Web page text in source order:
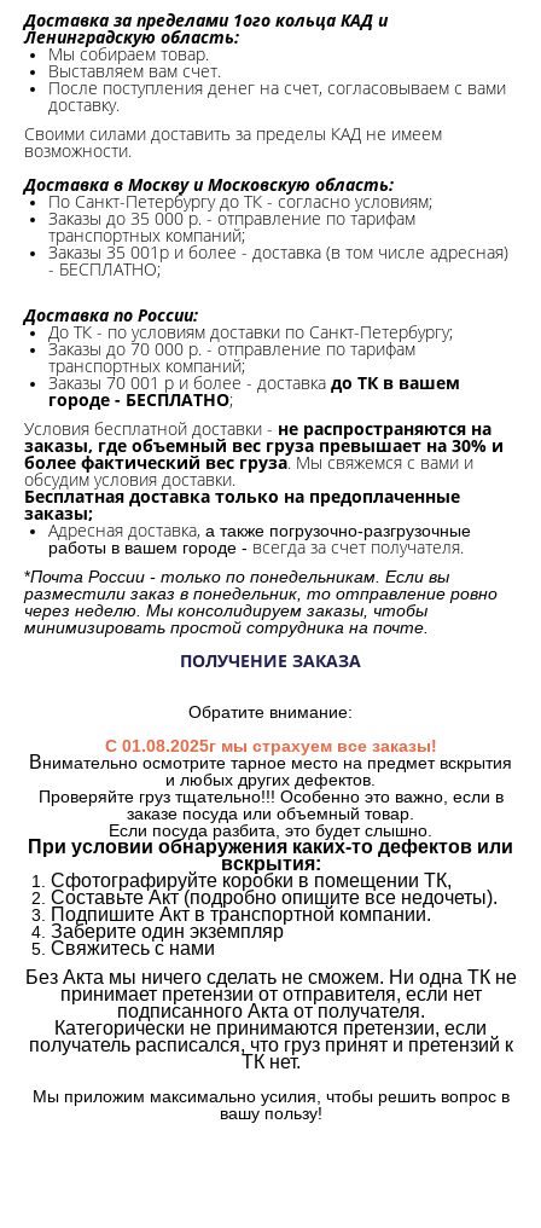
Доставка за пределами 1ого кольца КАД и
Ленинградскую область:
Мы собираем товар.
Выставляем вам счет.
После поступления денег на счет, согласовываем с вами
доставку.
Своими силами доставить за пределы КАД не имеем
возможности.​
Доставка в Москву и Московскую область:
По Санкт-Петербургу до ТК - согласно условиям;
Заказы до 35 000 р. - отправление по тарифам
транспортных компаний;
Заказы 35 001р и более - доставка (в том числе адресная)
- БЕСПЛАТНО;
Доставка по России:
До ТК - по условиям доставки по Санкт-Петербургу;
Заказы до 70 000 р. - отправление по тарифам
транспортных компаний;
Заказы 70 001 р и более - доставка до ТК в вашем
городе - БЕСПЛАТНО;
Условия бесплатной доставки - не распространяются на
заказы, где объемный вес груза превышает на 30% и
более фактический вес груза. Мы свяжемся с вами и
обсудим условия доставки.
Бесплатная доставка только на предоплаченные
заказы;
Адресная доставка, а также погрузочно-разгрузочные
работы в вашем городе - всегда за счет получателя.
*Почта России - только по понедельникам. Если вы
разместили заказ в понедельник, то отправление ровно
через неделю. Мы консолидируем заказы, чтобы
минимизировать простой сотрудника на почте.
ПОЛУЧЕНИЕ ЗАКАЗА
Обратите внимание:
С 01.08.2025г мы страхуем все заказы!
Внимательно осмотрите тарное место на предмет вскрытия
и любых других дефектов.
Проверяйте груз тщательно!!! Особенно это важно, если в
заказе посуда или объемный товар.
Если посуда разбита, это будет слышно.
При условии обнаружения каких-то дефектов или
вскрытия:
Сфотографируйте коробки в помещении ТК,
Составьте Акт (подробно опишите все недочеты).
Подпишите Акт в транспортной компании.
Заберите один экземпляр
Свяжитесь с нами
Без Акта мы ничего сделать не сможем. Ни одна ТК не
принимает претензии от отправителя, если нет
подписанного Акта от получателя.
Категорически не принимаются претензии, если
получатель расписался, что груз принят и претензий к
ТК нет.
Мы приложим максимально усилия, чтобы решить вопрос в
вашу пользу!